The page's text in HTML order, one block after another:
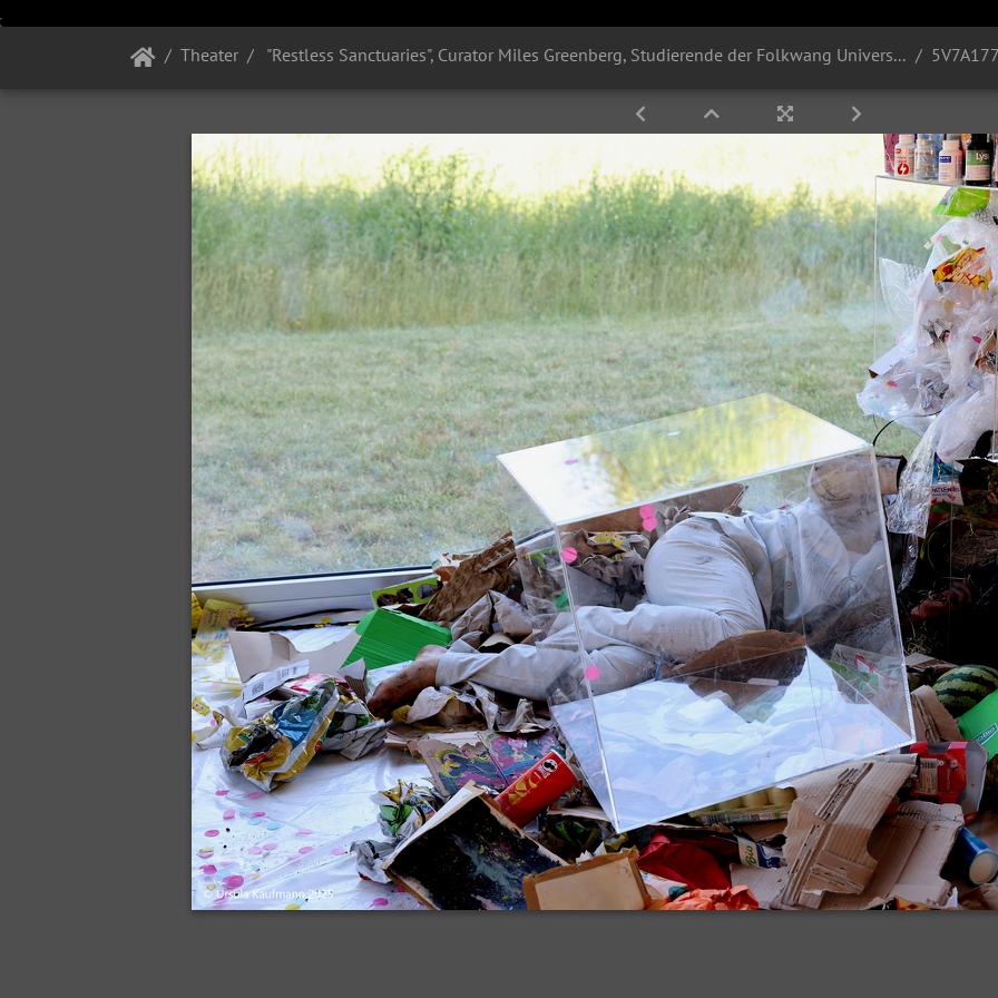
Theater "Restless Sanctuaries", Curator Miles Greenberg, Studierende der Folkwang Universität der Künste, 13.,14.und 15. Mai 2025, SANAA - Gebäude, Zollverein, Essen